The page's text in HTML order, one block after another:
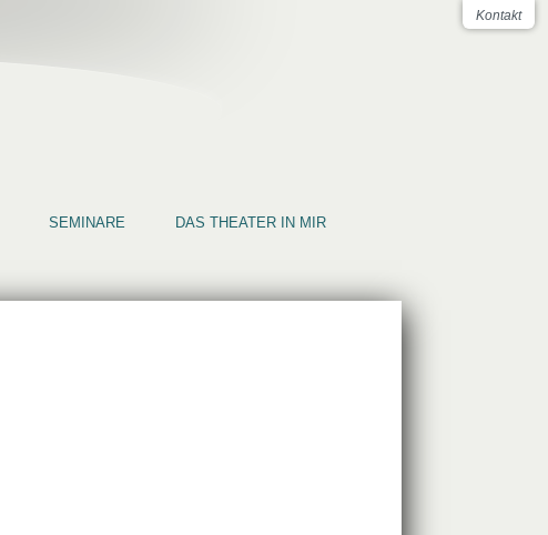
Kontakt
SEMINARE DAS THEATER IN MIR